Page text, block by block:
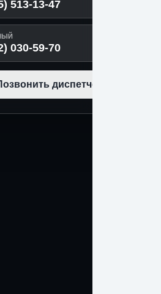
513-13-47
030-59-70
диспетчеру